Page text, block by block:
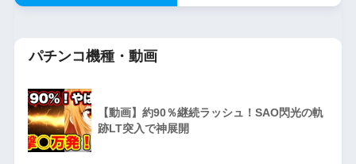
パチンコ機種・動画
【動画】約90％継続ラッシュ！SAO閃光の軌
跡LT突入で神展開